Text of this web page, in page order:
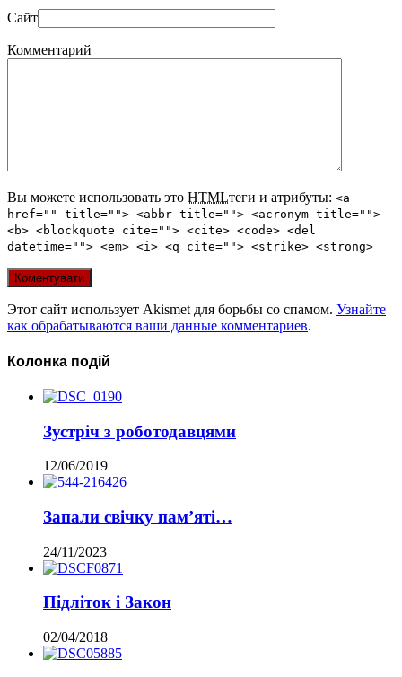
Сайт
Комментарий
Вы можете использовать это HTMLтеги и атрибуты: <a
href="" title=""> <abbr title=""> <acronym title="">
<b> <blockquote cite=""> <cite> <code> <del
datetime=""> <em> <i> <q cite=""> <strike> <strong>
Этот сайт использует Akismet для борьбы со спамом. Узнайте
как обрабатываются ваши данные комментариев.
Колонка подій
Зустріч з роботодавцями
12/06/2019
Запали свічку пам’яті…
24/11/2023
Підліток і Закон
02/04/2018